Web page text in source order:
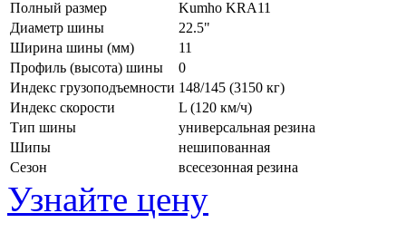
Полный размер
Kumho KRA11
Диаметр шины
22.5"
Ширина шины (мм)
11
Профиль (высота) шины
0
Индекс грузоподъемности 148/145 (3150 кг)
Индекс скорости
L (120 км/ч)
Тип шины
универсальная резина
Шипы
нешипованная
Сезон
всесезонная резина
Узнайте цену